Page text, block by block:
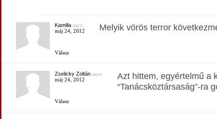
Kamillasays:
máj 24, 2012
Válasz
Melyik vörös terror
Zselicky Zoltánsays:
máj 24, 2012
Válasz
Azt hittem, egyértelmű a
“Tanácsköztársaság”-ra